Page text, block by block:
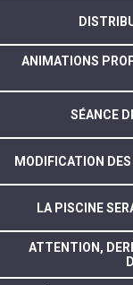
ANIMATIONS
SÉANCE
MODIFICATION
LA PISCINE
ATTENTION,